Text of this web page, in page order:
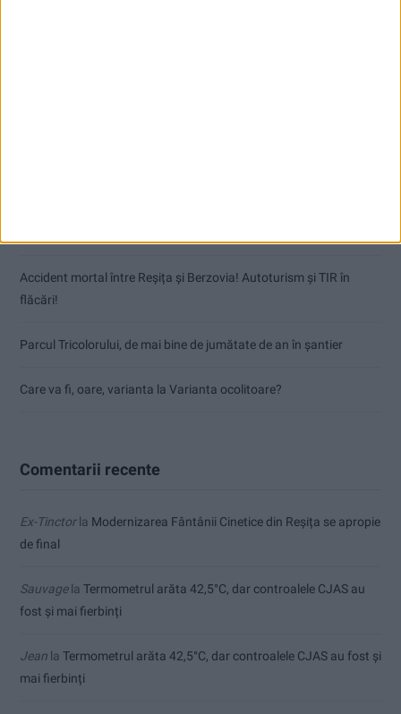
Accident mortal între Reșița și Berzovia! Autoturism și TIR în
flăcări!
Parcul Tricolorului, de mai bine de jumătate de an în șantier
Care va fi, oare, varianta la Varianta ocolitoare?
Comentarii recente
Ex-Tinctorla Modernizarea Fântânii Cinetice din Reșița se apropie
de final
Sauvagela Termometrul arăta 42,5°C, dar controalele CJAS au
fost și mai fierbinți
Jean la Termometrul arăta 42,5°C, dar controalele CJAS au fost și
mai fierbinți